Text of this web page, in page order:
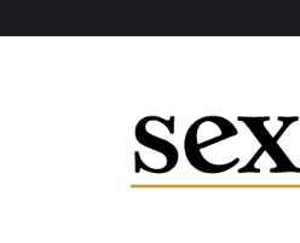
SEARCH THIS